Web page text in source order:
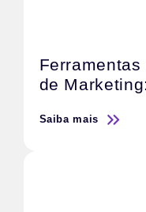
de
Serviço.
Saiba mais